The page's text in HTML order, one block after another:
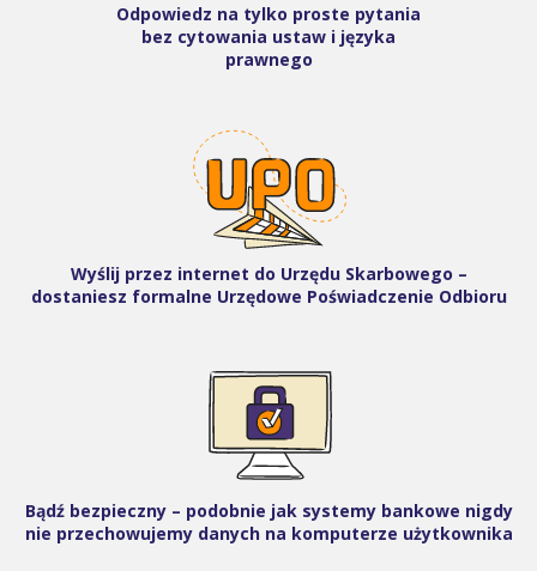
Odpowiedz na tylko proste pytania
bez cytowania ustaw i języka
prawnego
Wyślij przez internet do Urzędu Skarbowego –
dostaniesz formalne Urzędowe Poświadczenie Odbioru
Bądź bezpieczny – podobnie jak systemy bankowe nigdy
nie przechowujemy danych na komputerze użytkownika